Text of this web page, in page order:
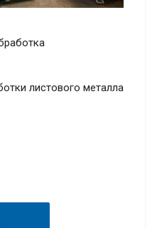
листового металла